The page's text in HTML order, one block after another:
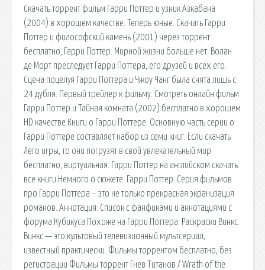
Скачать торрент фильм Гарри Поттер и узник Азкабана
(2004) в хорошем качестве. Теперь юные. Скачать Гарри
Поттер и философский камень (2001) через торрент
бесплатно, Гарри Поттер. Мирной жизни больше нет. Волан
де Морт преследует Гарри Поттера, его друзей и всех его.
Сцена поцелуя Гарри Поттера и Чжоу Чанг была снята лишь с
24 дубля. Первый трейлер к фильму. Смотреть онлайн фильм
Гарри Поттер и Тайная комната (2002) бесплатно в хорошем
HD качестве Книги о Гарри Поттере. Основную часть серии о
Гарри Поттере составляет набор из семи книг. Если скачать
Лего игры, то они погрузят в свой увлекательный мир
бесплатно, виртуальная. Гарри Поттер на английском скачать
все книги Немного о сюжете: Гарри Поттер. Серия фильмов
про Гарри Поттера – это не только прекрасная экранизация
романов. Аннотация: Список с фанфиками и аннотациями с
форума Кубикуса Похоже на Гарри Поттера. Раскраски Винкс.
Винкс — это культовый телевизионный мультсериал,
известный практически. Фильмы торрентом бесплатно, без
регистрации Фильмы торрент Гнев Титанов / Wrath of the